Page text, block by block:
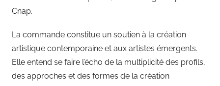
Cnap.
La commande constitue un soutien à la création
artistique contemporaine et aux artistes émergents.
Elle entend se faire l’écho de la multiplicité des profils,
des approches et des formes de la création